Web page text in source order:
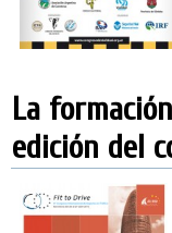
La
edición del